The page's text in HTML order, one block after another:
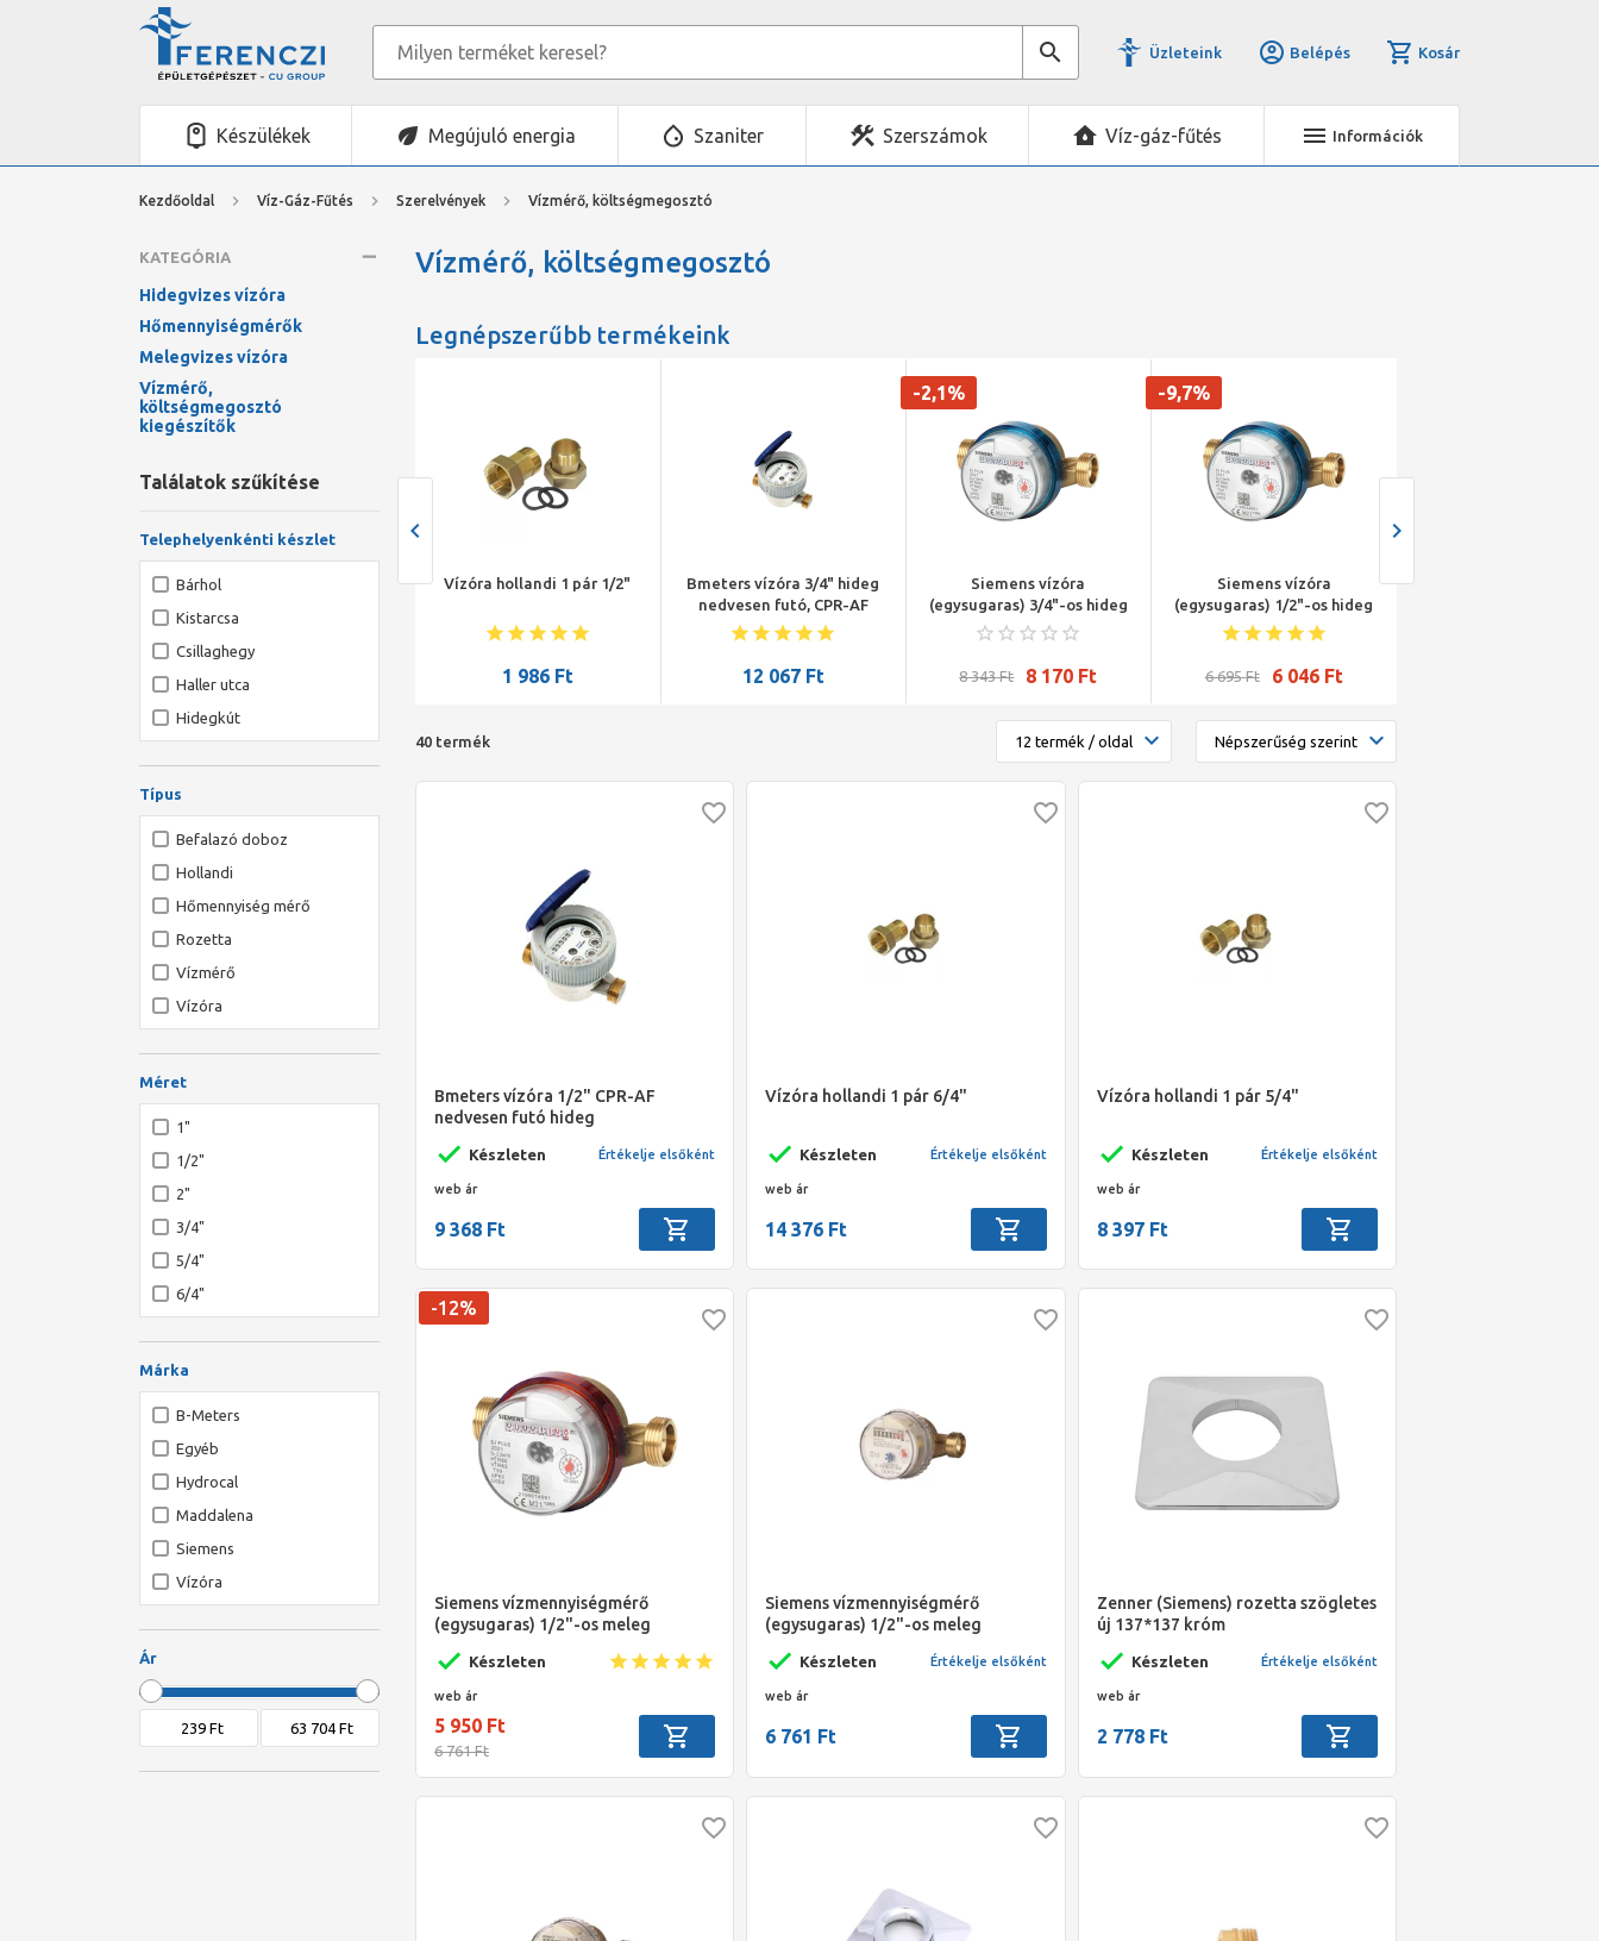
Üzleteink Belépés Kosár
Készülékek Megújuló energia Szaniter Szerszámok Víz-gáz-fűtés Információk
Kezdőoldal Víz-Gáz-Fűtés Szerelvények Vízmérő, költségmegosztó
Vízmérő, költségmegosztó
Legnépszerűbb termékeink
Qn=2,5m3/h 110 mm
Vízóra hollandi 1 pár 1/2"
1 986 Ft
Bmeters vízóra 3/4" hideg
nedvesen futó, CPR-AF
12 067 Ft
Siemens vízóra
(egysugaras) 3/4"-os hideg
Qn=4m3/h 130 mm
-2,1%
8 343 Ft 8 170 Ft
Siemens vízóra
(egysugaras) 1/2"-os hideg
Qn=2,5m3/h 80 mm
-9,7%
6 695 Ft 6 046 Ft
40 termék
Bmeters vízóra 1/2" CPR-AF
nedvesen futó hideg
Készleten Értékelje elsőként
web ár
9 368 Ft
Vízóra hollandi 1 pár 6/4"
Készleten Értékelje elsőként
web ár
14 376 Ft
Vízóra hollandi 1 pár 5/4"
Készleten Értékelje elsőként
web ár
8 397 Ft
Siemens vízmennyiségmérő
(egysugaras) 1/2"-os meleg
-12%
Készleten
web ár
5 950 Ft
6 761 Ft
Siemens vízmennyiségmérő
(egysugaras) 1/2"-os meleg
Készleten Értékelje elsőként
web ár
6 761 Ft
Zenner (Siemens) rozetta szögletes
új 137*137 króm
Készleten Értékelje elsőként
web ár
2 778 Ft
Találatok szűkítése
KATEGÓRIA
Hidegvizes vízóra
Hőmennyiségmérők
Melegvizes vízóra
Vízmérő,
költségmegosztó
kiegészítők
Telephelyenkénti készlet
Bárhol
Kistarcsa
Csillaghegy
Haller utca
Hidegkút
Típus
Befalazó doboz
Hollandi
Hőmennyiség mérő
Rozetta
Vízmérő
Vízóra
Méret
1"
1/2"
2"
3/4"
5/4"
6/4"
Márka
B-Meters
Egyéb
Hydrocal
Maddalena
Siemens
Vízóra
Ár